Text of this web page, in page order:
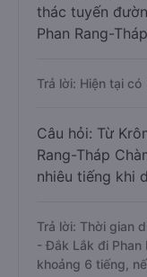
thác tuyến
Phan Rang-
Trả lời: Hiện tại
Câu hỏi: Từ
Rang-Tháp
nhiêu tiếng khi
Trả lời: Thời gian
- Đắk Lắk đi Phan
khoảng 6 tiếng,